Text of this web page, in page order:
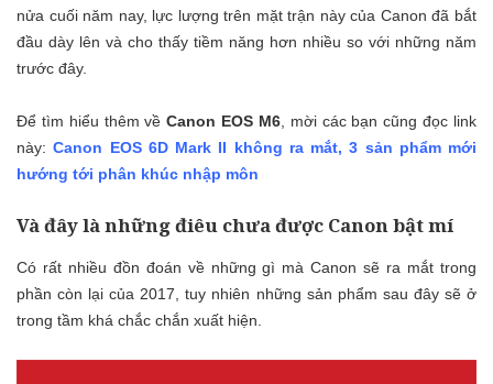
nửa cuối năm nay, lực lượng trên mặt trận này của Canon đã bắt
đầu dày lên và cho thấy tiềm năng hơn nhiều so với những năm
trước đây.
Để tìm hiểu thêm vềCanon EOS M6, mời các bạn cũng đọc link
này:Canon EOS 6D Mark II không ra mắt, 3 sản phẩm mới
hướng tới phân khúc nhập môn
Và đây là những điêu chưa được Canon bật mí
Có rất nhiều đồn đoán về những gì mà Canon sẽ ra mắt trong
phần còn lại của 2017, tuy nhiên những sản phẩm sau đây sẽ ở
trong tầm khá chắc chắn xuất hiện.